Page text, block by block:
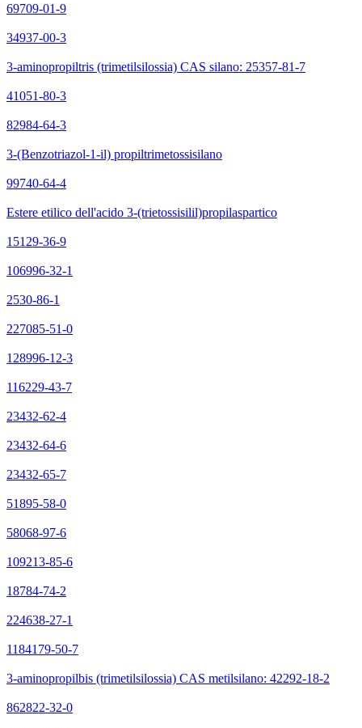
69709-01-9
34937-00-3
3-aminopropiltris (trimetilsilossia) CAS silano: 25357-81-7
41051-80-3
82984-64-3
3-(Benzotriazol-1-il) propiltrimetossisilano
99740-64-4
Estere etilico dell'acido 3-(trietossisilil)propilaspartico
15129-36-9
106996-32-1
2530-86-1
227085-51-0
128996-12-3
116229-43-7
23432-62-4
23432-64-6
23432-65-7
51895-58-0
58068-97-6
109213-85-6
18784-74-2
224638-27-1
1184179-50-7
3-aminopropilbis (trimetilsilossia) CAS metilsilano: 42292-18-2
862822-32-0